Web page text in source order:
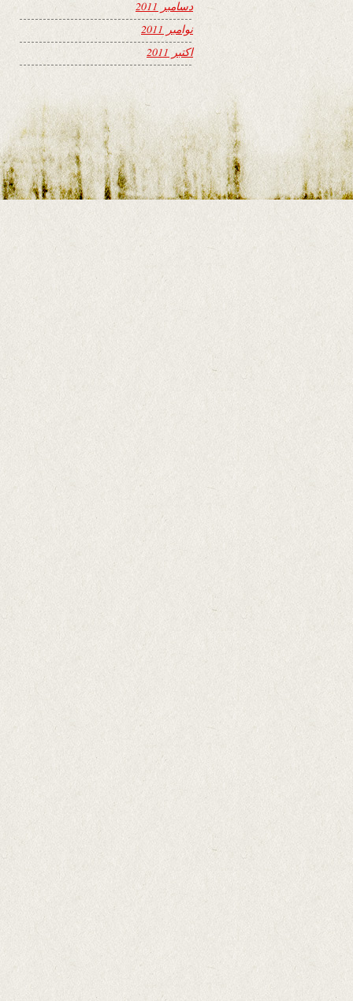
دسامبر 2011
نوامبر 2011
اکتبر 2011